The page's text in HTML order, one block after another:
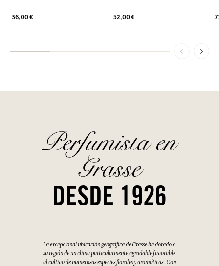
36,00 € 52,00 €
Perfumista en
Grasse
DESDE 1926
La excepcional ubicación geográfica de Grasse ha dotado a
su región de un clima particularmente agradable favorable
al cultivo de numerosas especies florales y aromáticas. Con